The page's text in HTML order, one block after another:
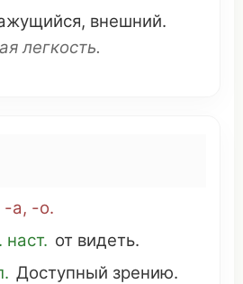
, внешний.
легкость.
-а, -о.
. наст. от видеть.
Доступный зрению.